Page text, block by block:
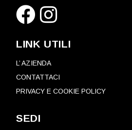
LINK UTILI
L’ AZIENDA
CONTATTACI
PRIVACY E COOKIE POLICY
SEDI